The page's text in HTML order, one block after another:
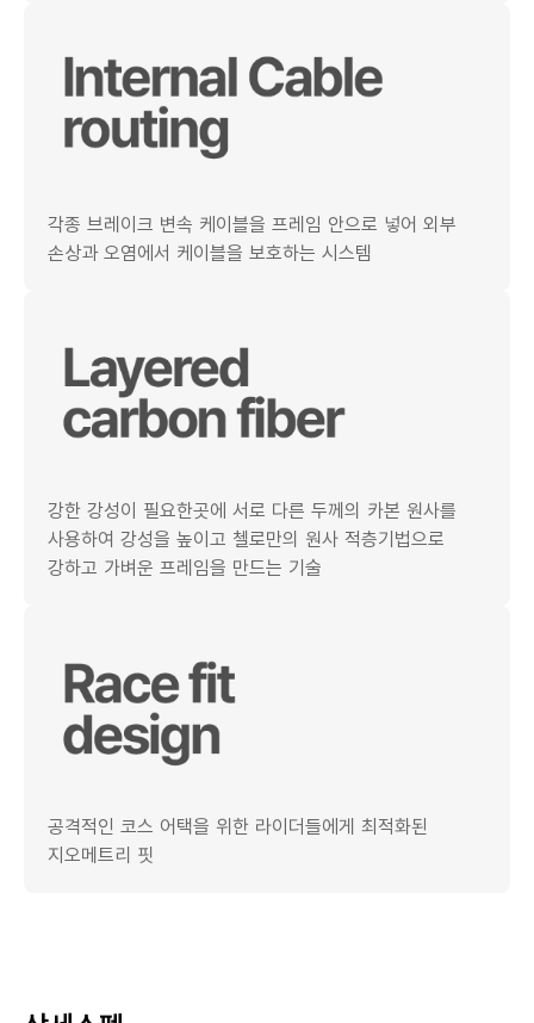
각종 브레이크 변속 케이블을 프레임 안으로 넣어 외부
손상과 오염에서 케이블을 보호하는 시스템
강한 강성이 필요한곳에 서로 다른 두께의 카본 원사를
사용하여 강성을 높이고 첼로만의 원사 적층기법으로
강하고 가벼운 프레임을 만드는 기술
공격적인 코스 어택을 위한 라이더들에게 최적화된
지오메트리 핏